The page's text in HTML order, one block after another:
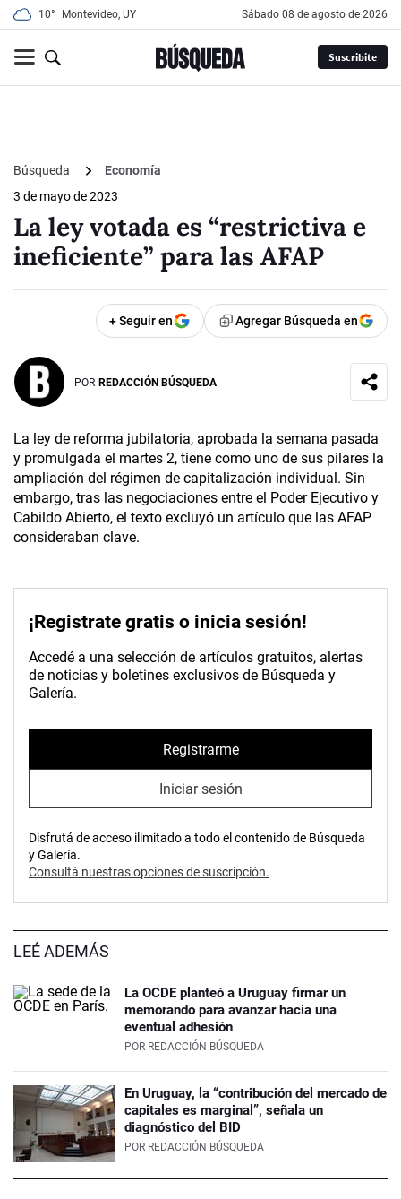
10° Montevideo, UY sábado 08 de agosto de 2026
Suscribite
Búsqueda
Economía
3 de mayo de 2023
La ley votada es “restrictiva e
ineficiente” para las AFAP
+ Seguir en Agregar Búsqueda en
POR REDACCIÓN BÚSQUEDA
La ley de reforma jubilatoria, aprobada la semana pasada
y promulgada el martes 2, tiene como uno de sus pilares la
ampliación del régimen de capitalización individual. Sin
embargo, tras las negociaciones entre el Poder Ejecutivo y
Cabildo Abierto, el texto excluyó un artículo que las AFAP
consideraban clave.
¡Registrate gratis o inicia sesión!
Accedé a una selección de artículos gratuitos, alertas
de noticias y boletines exclusivos de Búsqueda y
Galería.
Registrarme
Iniciar sesión
Disfrutá de acceso ilimitado a todo el contenido de Búsqueda
y Galería.
Consultá nuestras opciones de suscripción.
LEÉ ADEMÁS
La OCDE planteó a Uruguay firmar un
memorando para avanzar hacia una
eventual adhesión
POR REDACCIÓN BÚSQUEDA
En Uruguay, la “contribución del mercado de
capitales es marginal”, señala un
diagnóstico del BID
POR REDACCIÓN BÚSQUEDA